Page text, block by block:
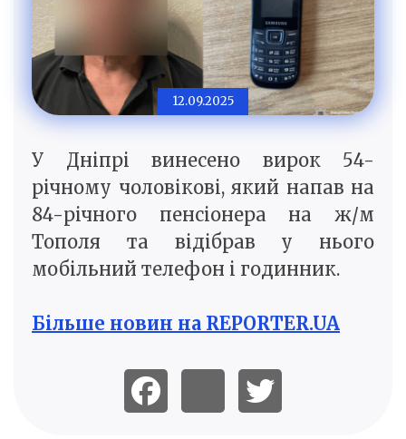
12.09.2025
У Дніпрі винесено вирок 54-
річному чоловікові, який напав на
84-річного пенсіонера на ж/м
Тополя та відібрав у нього
мобільний телефон і годинник.
Більше новин на REPORTER.UA